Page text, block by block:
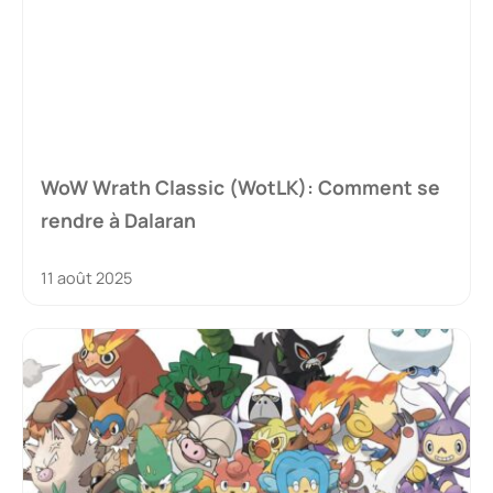
WoW Wrath Classic (WotLK): Comment se
rendre à Dalaran
11 août 2025